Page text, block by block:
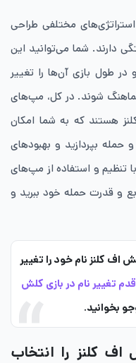
مختلفی طراحی
دارند. شما می‌توانید این
در طول بازی آن‌ها را تغییر
شوند. در کل، مپ‌های
هستند که به شما امکان
حمله بپردازید و بهبودهای
تنظیم و استفاده از مپ‌های
و قدرت حمله خود ببرید و
اف کلنز نام خود را تغییر
تغییر نام در بازی کلش
بخوانید.
کلنز را انتخاب